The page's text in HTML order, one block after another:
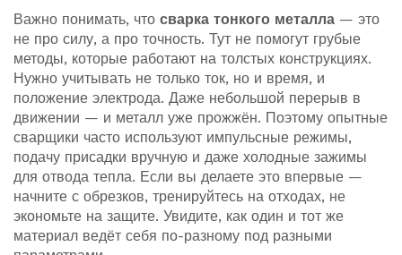
Важно понимать, что сварка тонкого металла — это
не про силу, а про точность. Тут не помогут грубые
методы, которые работают на толстых конструкциях.
Нужно учитывать не только ток, но и время, и
положение электрода. Даже небольшой перерыв в
движении — и металл уже прожжён. Поэтому опытные
сварщики часто используют импульсные режимы,
подачу присадки вручную и даже холодные зажимы
для отвода тепла. Если вы делаете это впервые —
начните с обрезков, тренируйтесь на отходах, не
экономьте на защите. Увидите, как один и тот же
материал ведёт себя по-разному под разными